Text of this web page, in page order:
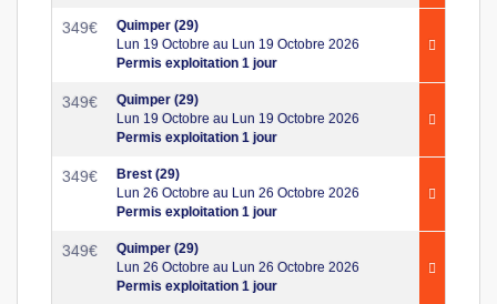
349€
Quimper (29)
Lun 19 Octobre au Lun 19 Octobre 2026
Permis exploitation 1 jour
349€
Quimper (29)
Lun 19 Octobre au Lun 19 Octobre 2026
Permis exploitation 1 jour
349€
Brest (29)
Lun 26 Octobre au Lun 26 Octobre 2026
Permis exploitation 1 jour
349€
Quimper (29)
Lun 26 Octobre au Lun 26 Octobre 2026
Permis exploitation 1 jour